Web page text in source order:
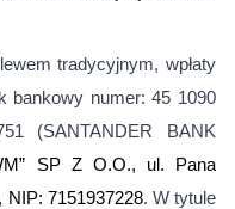
tradycyjnym, wpłaty
bankowy numer:45 1090
(SANTANDER BANK
SP Z O.O., ul. Pana
NIP: 7151937228. W tytule